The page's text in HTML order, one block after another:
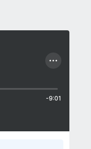
-9:01